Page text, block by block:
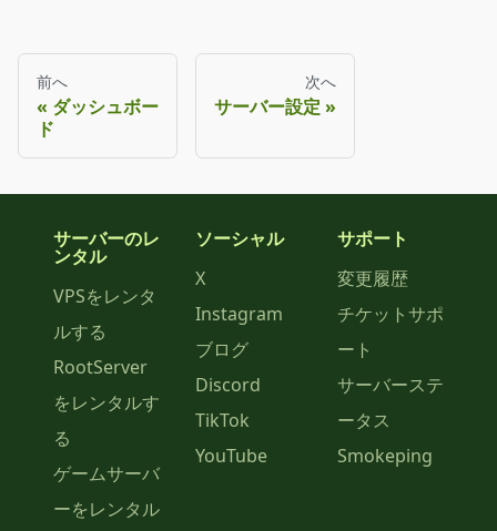
前へ
ダッシュボー
ド
次へ
サーバー設定
サーバーのレ
ンタル
VPSをレンタ
ルする
RootServer
をレンタルす
る
ゲームサーバ
ーをレンタル
ソーシャル
X
Instagram
ブログ
Discord
TikTok
YouTube
サポート
変更履歴
チケットサポ
ート
サーバーステ
ータス
Smokeping